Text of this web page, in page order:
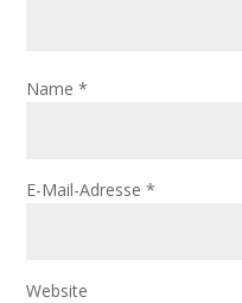
Name*
E-Mail-Adresse*
Website